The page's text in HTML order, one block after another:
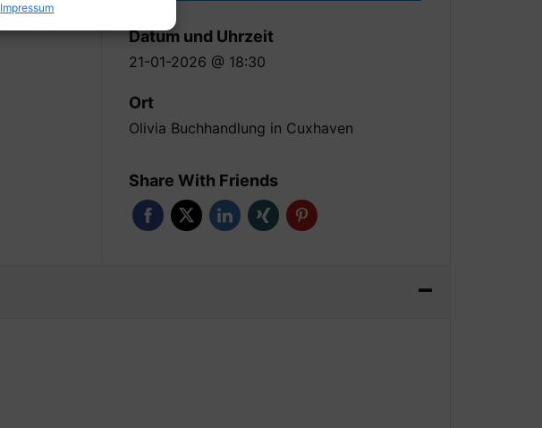
Impressum
Datum und Uhrzeit
21-01-2026 @ 18:30
Ort
Olivia Buchhandlung in Cuxhaven
Share With Friends